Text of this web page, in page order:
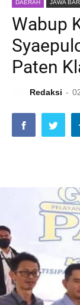
DAERAH JAWA
Wabup
Paten
Redaksi